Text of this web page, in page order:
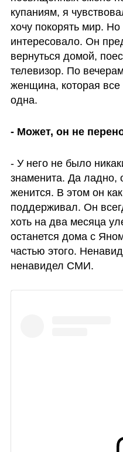
купаниям, я
хочу покорять мир.
интересовало. Он
вернуться домой,
телевизор. По
женщина, которая
одна.
- Может, он не
- У него не было
знаменита. Да ладно,
женится. В этом он
поддерживал. Он
хоть на два месяца
останется дома с
частью этого.
ненавидел СМИ.